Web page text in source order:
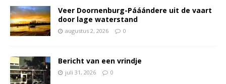
Veer Doornenburg-Pááándere uit de vaart
door lage waterstand
augustus 2, 2026 0
Bericht van een vrindje
juli 31, 2026 0